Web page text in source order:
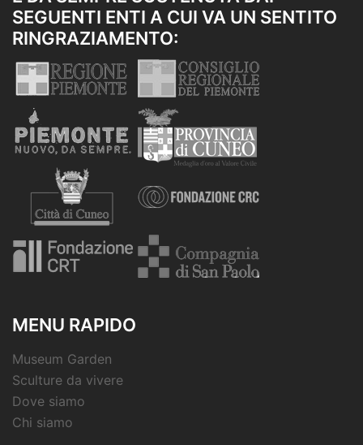
SEGUENTI ENTI A CUI VA UN SENTITO
RINGRAZIAMENTO:
MENU RAPIDO
Museum Garden
Sculture da vivere
Dove siamo
Chi siamo